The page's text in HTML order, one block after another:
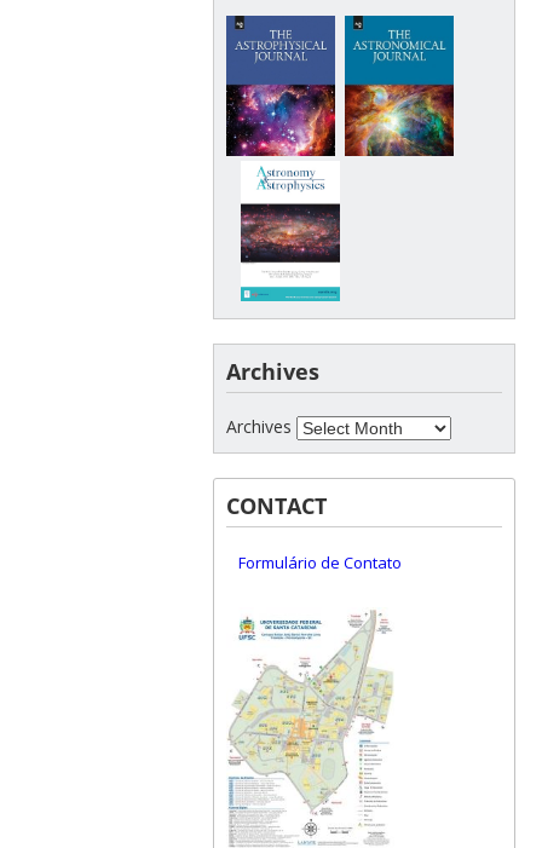
Archives
Archives
CONTACT
Formulário de Contato